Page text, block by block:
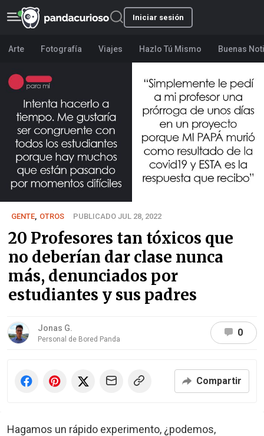
Iniciar sesión
Arte Fotografía Viajes Hazlo Tú Mismo Buenas
GENTE OTROS PUBLICADO JUL 28, 2022
20 Profesores tan tóxicos que
no deberían dar clase nunca
más, denunciados por
estudiantes y sus padres
Jonas G.
Personal de Bored Panda
0
Compartir
Hagamos un rápido experimento, ¿podemos,